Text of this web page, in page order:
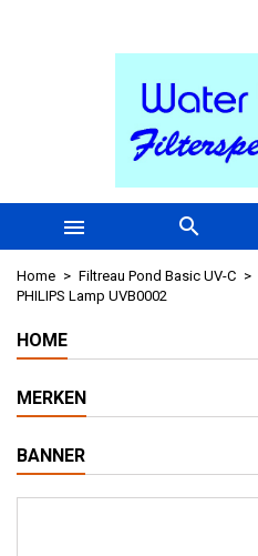
 
Home Filtreau Pond Basic UV-C
PHILIPS Lamp UVB0002
HOME
MERKEN
BANNER